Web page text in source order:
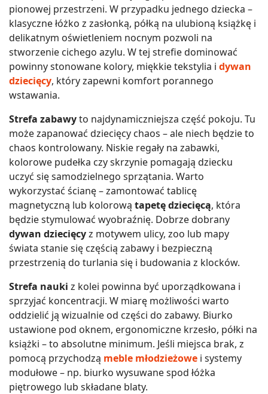
pionowej przestrzeni. W przypadku jednego dziecka –
klasyczne łóżko z zasłonką, półką na ulubioną książkę i
delikatnym oświetleniem nocnym pozwoli na
stworzenie cichego azylu. W tej strefie dominować
powinny stonowane kolory, miękkie tekstylia i dywan
dziecięcy, który zapewni komfort porannego
wstawania.
Strefa zabawyto najdynamiczniejsza część pokoju. Tu
może zapanować dziecięcy chaos – ale niech będzie to
chaos kontrolowany. Niskie regały na zabawki,
kolorowe pudełka czy skrzynie pomagają dziecku
uczyć się samodzielnego sprzątania. Warto
wykorzystać ścianę – zamontować tablicę
magnetyczną lub kolorową tapetę dziecięcą, która
będzie stymulować wyobraźnię. Dobrze dobrany
dywan dziecięcyz motywem ulicy, zoo lub mapy
świata stanie się częścią zabawy i bezpieczną
przestrzenią do turlania się i budowania z klocków.
Strefa nauki z kolei powinna być uporządkowana i
sprzyjać koncentracji. W miarę możliwości warto
oddzielić ją wizualnie od części do zabawy. Biurko
ustawione pod oknem, ergonomiczne krzesło, półki na
książki – to absolutne minimum. Jeśli miejsca brak, z
pomocą przychodzą meble młodzieżowe i systemy
modułowe – np. biurko wysuwane spod łóżka
piętrowego lub składane blaty.